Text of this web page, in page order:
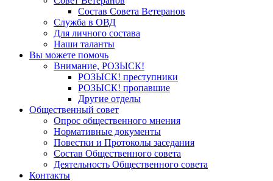
Состав Совета Ветеранов
Служба в ОВД
Для личного состава
Наши таланты
Вы можете помочь
Внимание, РОЗЫСК!
РОЗЫСК! преступники
РОЗЫСК! пропавшие
Другие отделы
Общественный совет
Опрос общественного мнения
Нормативные документы
Повестки и Протоколы заседания
Состав Общественного совета
Деятельность Общественного совета
Контакты